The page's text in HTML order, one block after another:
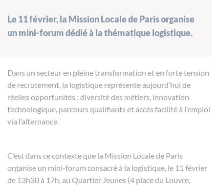
Le 11 février, la Mission Locale de Paris organise
un mini-forum dédié à la thématique logistique.
Dans un secteur en pleine transformation et en forte tension
de recrutement, la logistique représente aujourd’hui de
réelles opportunités : diversité des métiers, innovation
technologique, parcours qualifiants et accès facilité à l’emploi
via l’alternance.
C’est dans ce contexte que la Mission Locale de Paris
organise un mini-forum consacré à la logistique, le 11 février
de 13h30 à 17h, au Quartier Jeunes (4 place du Louvre,